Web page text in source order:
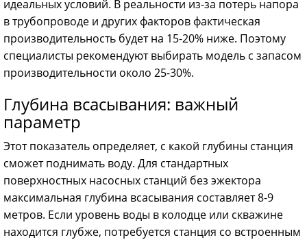
идеальных условий. В реальности из-за потерь напора
в трубопроводе и других факторов фактическая
производительность будет на 15-20% ниже. Поэтому
специалисты рекомендуют выбирать модель с запасом
производительности около 25-30%.
Глубина всасывания: важный
параметр
Этот показатель определяет, с какой глубины станция
сможет поднимать воду. Для стандартных
поверхностных насосных станций без эжектора
максимальная глубина всасывания составляет 8-9
метров. Если уровень воды в колодце или скважине
находится глубже, потребуется станция со встроенным